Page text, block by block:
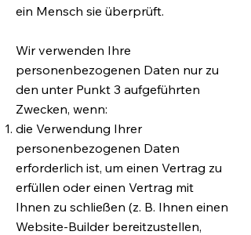
ein Mensch sie überprüft.
Wir verwenden Ihre
personenbezogenen Daten nur zu
den unter Punkt 3 aufgeführten
Zwecken, wenn:
die Verwendung Ihrer
personenbezogenen Daten
erforderlich ist, um einen Vertrag zu
erfüllen oder einen Vertrag mit
Ihnen zu schließen (z. B. Ihnen einen
Website-Builder bereitzustellen,